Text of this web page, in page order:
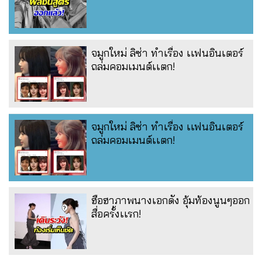
จมูกใหม่ ลิซ่า ทำเรื่อง เเฟนอินเตอร์
ถล่มคอมเมนต์เเตก!
จมูกใหม่ ลิซ่า ทำเรื่อง เเฟนอินเตอร์
ถล่มคอมเมนต์เเตก!
ฮือฮาภาพนางเอกดัง อุ้มท้องนูนๆออก
สื่อครั้งเเรก!